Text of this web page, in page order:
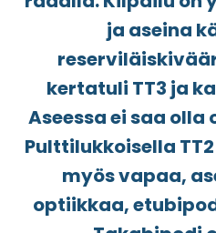
ja aseina
kertatuli TT3 ja
Aseessa ei saa
Pulttilukkoisella
myös vapaa,
optiikkaa,